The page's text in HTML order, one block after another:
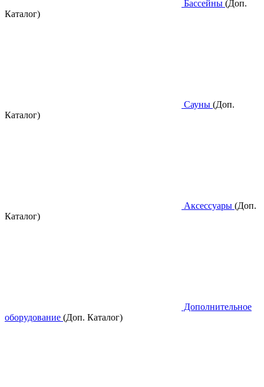
Бассейны (Доп.
Каталог)
Сауны (Доп.
Каталог)
Аксессуары (Доп.
Каталог)
Дополнительное
оборудование (Доп. Каталог)